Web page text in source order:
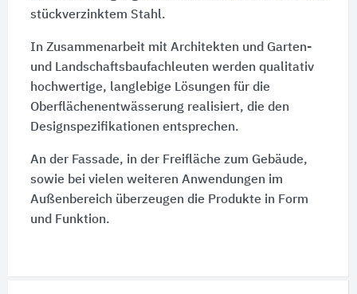
stückverzinktem Stahl.
In Zusammenarbeit mit Architekten und Garten-
und Landschaftsbaufachleuten werden qualitativ
hochwertige, langlebige Lösungen für die
Oberflächenentwässerung realisiert, die den
Designspezifikationen entsprechen.
An der Fassade, in der Freifläche zum Gebäude,
sowie bei vielen weiteren Anwendungen im
Außenbereich überzeugen die Produkte in Form
und Funktion.